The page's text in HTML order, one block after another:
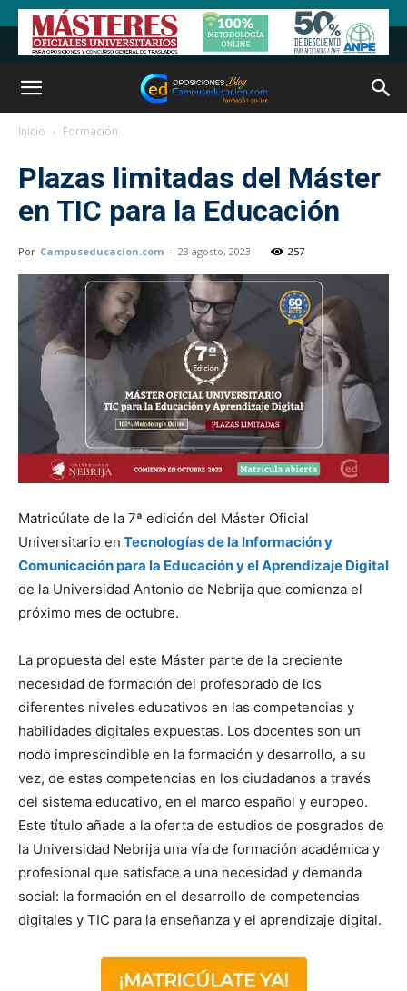
Inicio Formación
Plazas limitadas del Máster
en TIC para la Educación
Por Campuseducacion.com - 23 agosto, 2023 257
Matricúlate de la 7ª edición del Máster Oficial
Universitario en Tecnologías de la Información y
Comunicación para la Educación y el Aprendizaje Digital
de la Universidad Antonio de Nebrija que comienza el
próximo mes de octubre.
La propuesta del este Máster parte de la creciente
necesidad de formación del profesorado de los
diferentes niveles educativos en las competencias y
habilidades digitales expuestas. Los docentes son un
nodo imprescindible en la formación y desarrollo, a su
vez, de estas competencias en los ciudadanos a través
del sistema educativo, en el marco español y europeo.
Este título añade a la oferta de estudios de posgrados de
la Universidad Nebrija una vía de formación académica y
profesional que satisface a una necesidad y demanda
social: la formación en el desarrollo de competencias
digitales y TIC para la enseñanza y el aprendizaje digital.